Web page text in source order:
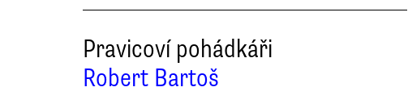
Pravicoví pohádkáři
Robert Bartoš